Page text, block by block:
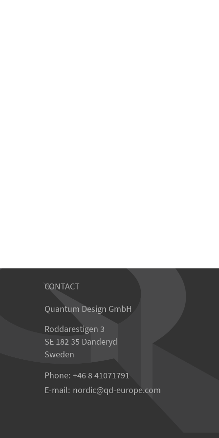
CONTACT
Quantum Design GmbH
Roddarestigen 3
SE 182 35 Danderyd
Sweden
Phone: +46 8 41071791
E-mail: nordic qd-europe.com